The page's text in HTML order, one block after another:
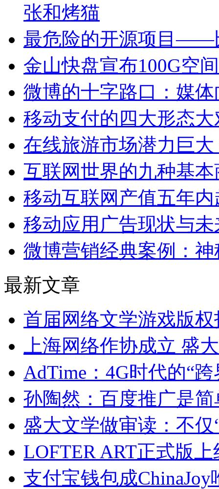
张和烤猫
最危险的开源项目——
金山快盘宣布100G空
微博的十字路口：媒
移动支付的四大形态大
在线旅游市场潜力巨
互联网世界的九种基
移动互联网产值五年
移动应用广告现状与
微博营销经典案例：
最新文章
首届网络文学游戏版
上海网络作协成立 盛
AdTime：4G时代的“
孙陶然：百度推广是
盛大文学做审读：不仅
LOFTER ART正式版
支付宝钱包成